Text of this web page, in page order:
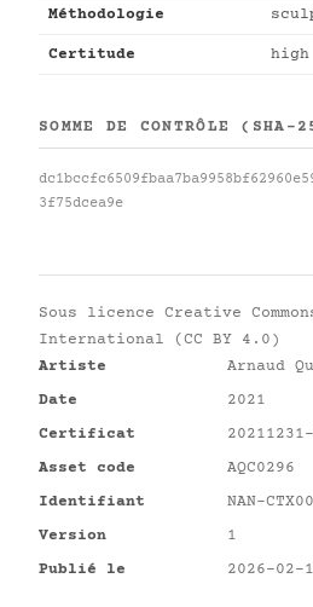
Méthodologie
Certitude high
SOMME DE CONTRÔLE (SHA-
3f75dcea9e
Sous licence Creative
International (CC BY 4.0)
Artiste
Arnaud
Date
2021
Certificat
Asset code
AQC0296
Identifiant
NAN-
Version
1
Publié le
2026-02-